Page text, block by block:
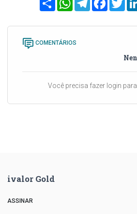
COMENTÁRIOS
Você precisa fazer login
ivalor Gold
ASSINAR